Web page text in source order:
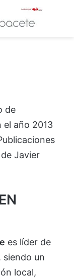
de
año 2013
Javier
es líder de
siendo un
local,